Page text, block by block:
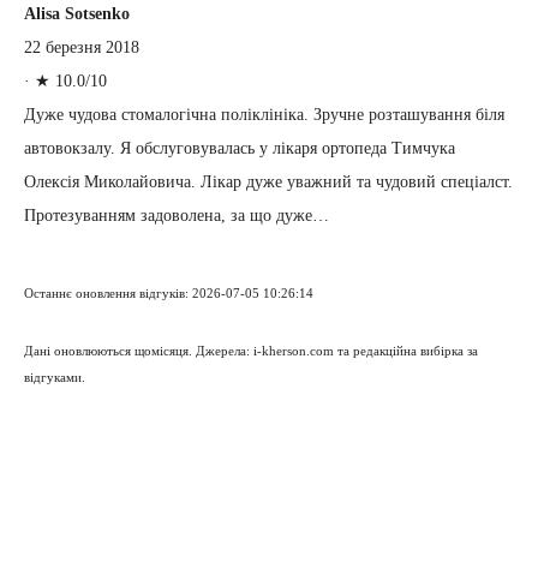
Alisa Sotsenko
22 березня 2018
· ★ 10.0/10
Дуже чудова стомалогічна поліклініка. Зручне розташування біля
автовокзалу. Я обслуговувалась у лікаря ортопеда Тимчука
Олексія Миколайовича. Лікар дуже уважний та чудовий спеціалст.
Протезуванням задоволена, за що дуже…
Останнє оновлення відгуків: 2026-07-05 10:26:14
Дані оновлюються щомісяця. Джерела: i-kherson.com та редакційна вибірка за
відгуками.